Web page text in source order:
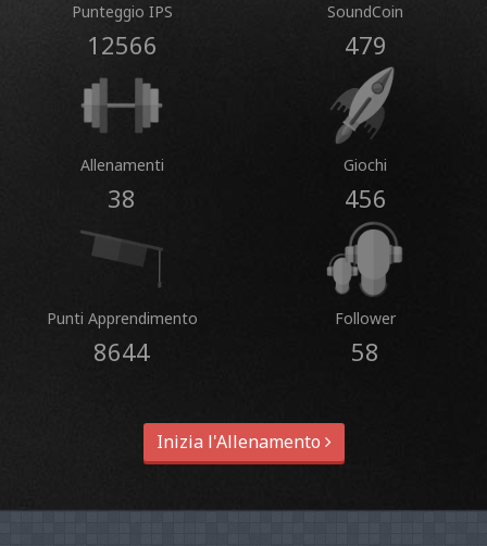
Punteggio IPS
12566
SoundCoin
479
Allenamenti
38
Giochi
456
Punti Apprendimento
8644
Follower
58
Inizia l'Allenamento